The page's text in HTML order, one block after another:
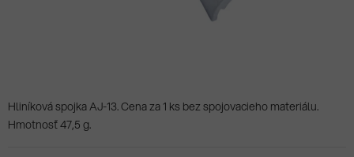
Hliníková spojka AJ-13. Cena za 1 ks bez spojovacieho materiálu.
Hmotnosť 47,5 g.